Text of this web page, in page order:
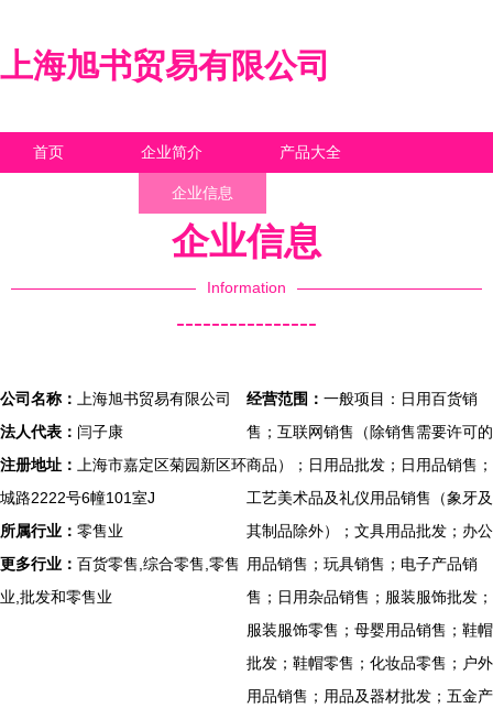
上海旭书贸易有限公司
首页 企业简介 产品大全
企业信息
企业信息
Information
----------------
公司名称：
上海旭书贸易有限公司
法人代表： 闫子康
注册地址：
上海市嘉定区菊园新区环
城路2222号6幢101室J
所属行业： 零售业
更多行业： 百货零售,综合零售,零售
业,批发和零售业
经营范围： 一般项目：日用百货销
售；互联网销售（除销售需要许可的
商品）；日用品批发；日用品销售；
工艺美术品及礼仪用品销售（象牙及
其制品除外）；文具用品批发；办公
用品销售；玩具销售；电子产品销
售；日用杂品销售；服装服饰批发；
服装服饰零售；母婴用品销售；鞋帽
批发；鞋帽零售；化妆品零售；户外
用品销售；用品及器材批发；五金产